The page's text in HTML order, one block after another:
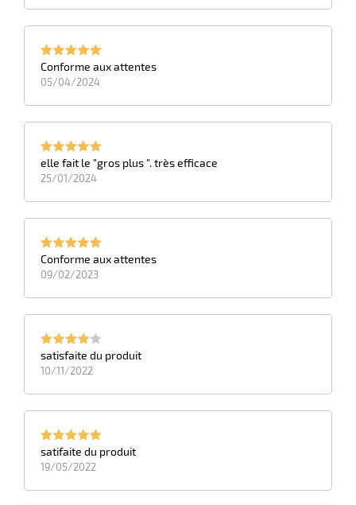
Conforme aux attentes
05/04/2024
elle fait le "gros plus ". très efficace
25/01/2024
Conforme aux attentes
09/02/2023
satisfaite du produit
10/11/2022
satifaite du produit
19/05/2022